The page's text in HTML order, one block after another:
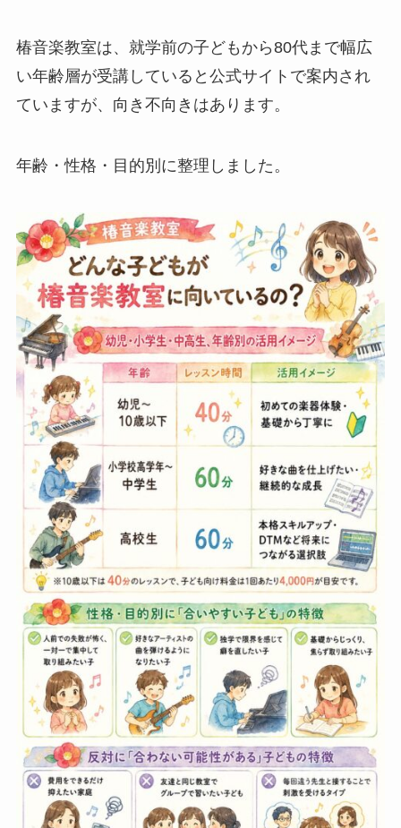
椿音楽教室は、就学前の子どもから80代まで幅広
い年齢層が受講していると公式サイトで案内され
ていますが、向き不向きはあります。
年齢・性格・目的別に整理しました。